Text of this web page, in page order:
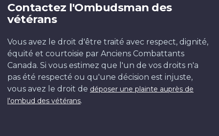
Contactez l'Ombudsman des
vétérans
Vous avez le droit d'être traité avec respect, dignité,
équité et courtoisie par Anciens Combattants
Canada. Si vous estimez que l'un de vos droits n'a
pas été respecté ou qu'une décision est injuste,
vous avez le droit de déposer une plainte auprès de
l'ombud des vétérans.